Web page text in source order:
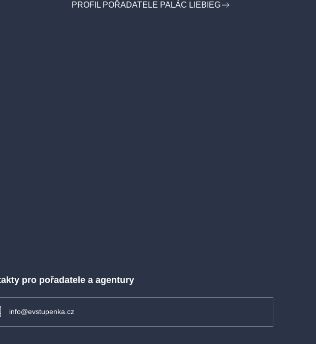
PROFIL POŘADATELE PALÁC LIEBIEG
pro pořadatele a agentury
info@evstupenka.cz